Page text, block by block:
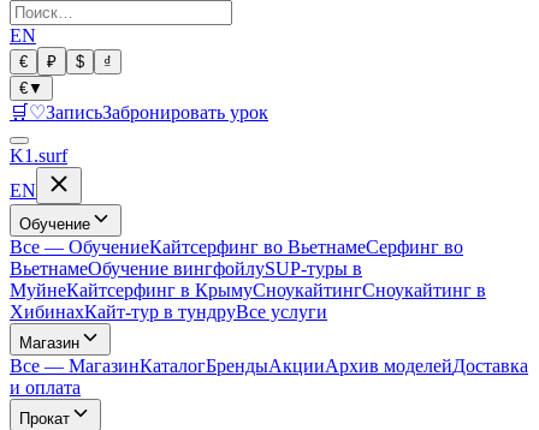
EN
€ ₽ $
₫
€▼
🛒 ♡ЗаписьЗабронировать урок
K1 .surf
EN
Обучение
Все — ОбучениеКайтсерфинг во ВьетнамеСерфинг во
ВьетнамеОбучение вингфойлуSUP-туры в
МуйнеКайтсерфинг в КрымуСноукайтингСноукайтинг в
ХибинахКайт-тур в тундруВсе услуги
Магазин
Все — МагазинКаталогБрендыАкцииАрхив моделейДоставка
и оплата
Прокат